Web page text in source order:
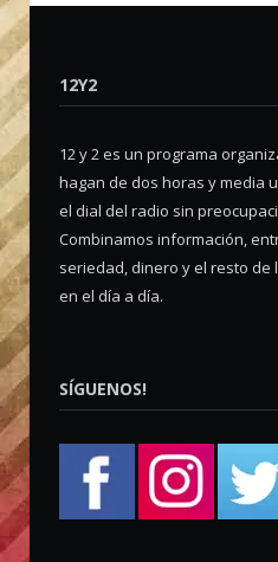
12Y2
12 y 2 es un programa
hagan de dos horas y media
el dial del radio sin
Combinamos información,
seriedad, dinero y el resto
en el día a día.
SÍGUENOS!